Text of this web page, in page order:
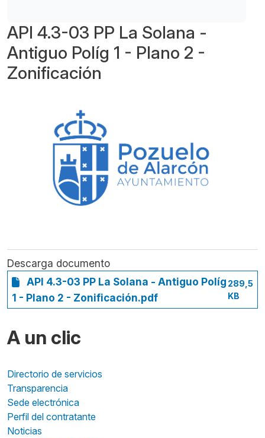
API 4.3-03 PP La Solana -
Antiguo Políg 1 - Plano 2 -
Zonificación
Descarga documento
API 4.3-03 PP La Solana - Antiguo Políg
1 - Plano 2 - Zonificación.pdf
289,5
KB
A un clic
Directorio de servicios
Transparencia
Sede electrónica
Perfil del contratante
Noticias